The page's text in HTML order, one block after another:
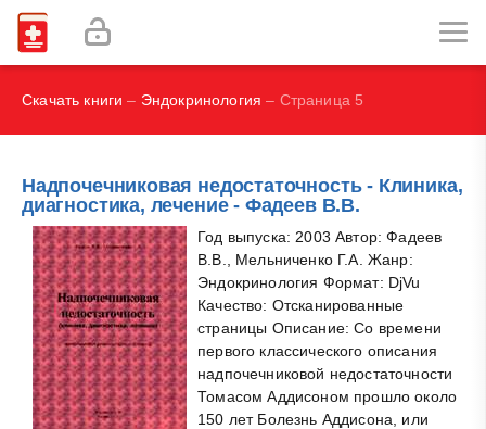
И.В., Брегель Л.В., Субботин В.М.
Фокин В. А.
Скачать книги – Эндокринология – Страница 5
Надпочечниковая недостаточность - Клиника,
диагностика, лечение - Фадеев В.В.
Год выпуска: 2003 Автор: Фадеев
В.В., Мельниченко Г.А. Жанр:
Эндокринология Формат: DjVu
Качество: Отсканированные
страницы Описание: Со времени
первого классического описания
надпочечниковой недостаточности
Томасом Аддисоном прошло около
150 лет Болезнь Аддисона, или